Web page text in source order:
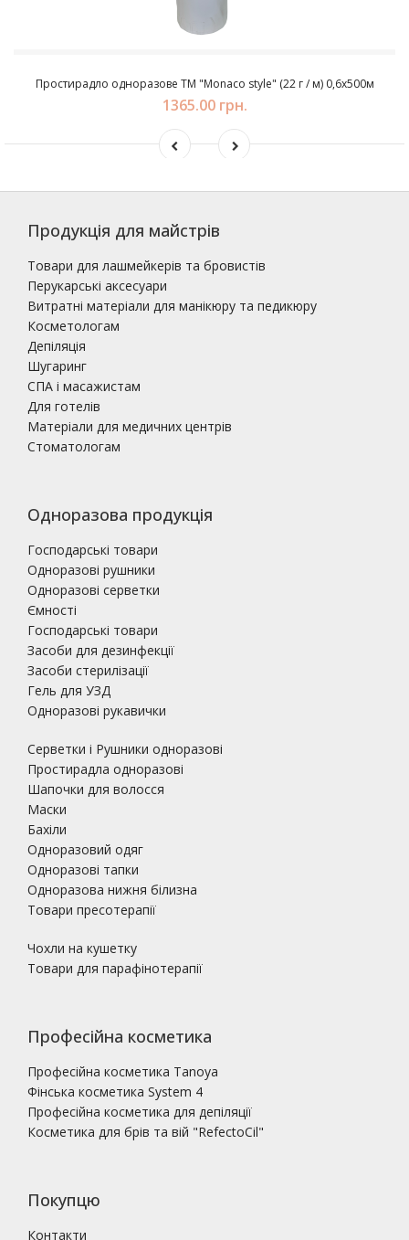
Простирадло одноразове ТМ "Monaco style" (22 г / м) 0,6х500м
1365.00 грн.
Продукція для майстрів
Товари для лашмейкерів та бровистів
Перукарські аксесуари
Витратні матеріали для манікюру та педикюру
Косметологам
Депіляція
Шугаринг
СПА і масажистам
Для готелів
Матеріали для медичних центрів
Стоматологам
Одноразова продукція
Господарські товари
Одноразові рушники
Одноразові серветки
Ємності
Господарські товари
Засоби для дезинфекції
Засоби стерилізації
Гель для УЗД
Одноразові рукавички
Серветки і Рушники одноразові
Простирадла одноразові
Шапочки для волосся
Маски
Бахіли
Одноразовий одяг
Одноразові тапки
Одноразова нижня білизна
Товари пресотерапії
Чохли на кушетку
Товари для парафінотерапії
Професійна косметика
Професійна косметика Tanoya
Фінська косметика System 4
Професійна косметика для депіляції
Косметика для брів та вій "RefectoCil"
Покупцю
Контакти